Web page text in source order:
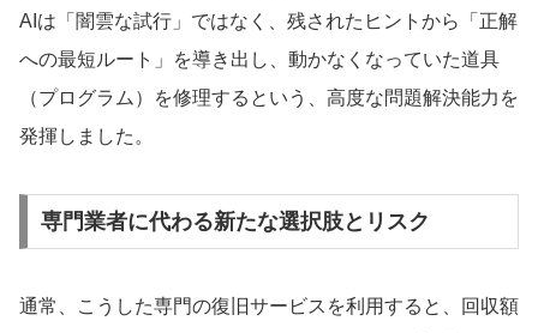
AIは「闇雲な試行」ではなく、残されたヒントから「正解
への最短ルート」を導き出し、動かなくなっていた道具
（プログラム）を修理するという、高度な問題解決能力を
発揮しました。
専門業者に代わる新たな選択肢とリスク
通常、こうした専門の復旧サービスを利用すると、回収額